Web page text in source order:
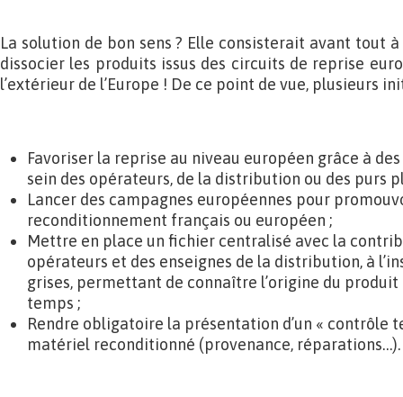
La solution de bon sens ? Elle consisterait avant tout
dissocier les produits issus des circuits de reprise
l’extérieur de l’Europe ! De ce point de vue, plusieurs
Favoriser la reprise au niveau européen grâce à
sein des opérateurs, de la distribution ou des purs
Lancer des campagnes européennes pour
reconditionnement français ou européen ;
Mettre en place un fichier centralisé avec la
opérateurs et des enseignes de la distribution, à
grises, permettant de connaître l’origine du
temps ;
Rendre obligatoire la présentation d’un « contrôle
matériel reconditionné (provenance, réparations…).